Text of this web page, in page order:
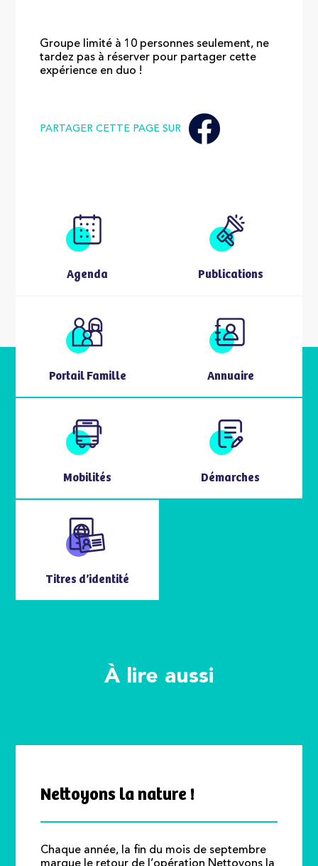
Agenda Publications
Portail Famille Annuaire
Mobilités Démarches
Titres d’identité
Groupe limité à 10 personnes seulement, ne
tardez pas à réserver pour partager cette
expérience en duo !
PARTAGER CETTE PAGE SUR
À lire aussi
Nettoyons la nature !
Chaque année, la fin du mois de septembre